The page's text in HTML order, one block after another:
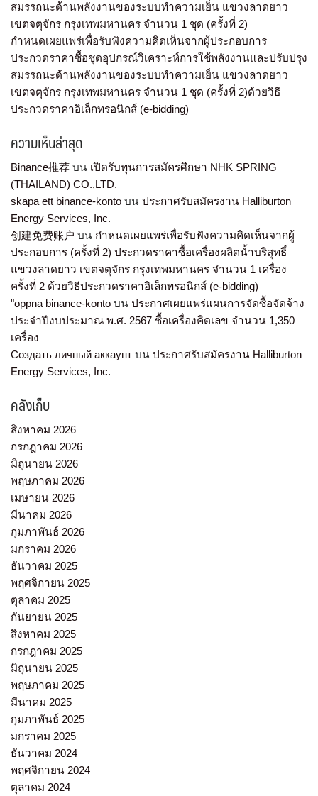
สมรรถนะด้านพลังงานของระบบทำความเย็น แขวงลาดยาว
เขตจตุจักร กรุงเทพมหานคร จำนวน 1 ชุด (ครั้งที่ 2)
กำหนดเผยแพร่เพื่อรับฟังความคิดเห็นจากผู้ประกอบการ
ประกวดราคาซื้อชุดอุปกรณ์วิเคราะห์การใช้พลังงานและปรับปรุง
สมรรถนะด้านพลังงานของระบบทำความเย็น แขวงลาดยาว
เขตจตุจักร กรุงเทพมหานคร จำนวน 1 ชุด (ครั้งที่ 2)ด้วยวิธี
ประกวดราคาอิเล็กทรอนิกส์ (e-bidding)
ความเห็นล่าสุด
Binance推荐 บน เปิดรับทุนการสมัครศึกษา NHK SPRING
(THAILAND) CO.,LTD.
skapa ett binance-konto บน ประกาศรับสมัครงาน Halliburton
Energy Services, Inc.
创建免费账户 บน กำหนดเผยแพร่เพื่อรับฟังความคิดเห็นจากผู้
ประกอบการ (ครั้งที่ 2) ประกวดราคาซื้อเครื่องผลิตน้ำบริสุทธิ์
แขวงลาดยาว เขตจตุจักร กรุงเทพมหานคร จำนวน 1 เครื่อง
ครั้งที่ 2 ด้วยวิธีประกวดราคาอิเล็กทรอนิกส์ (e-bidding)
"oppna binance-konto บน ประกาศเผยแพร่แผนการจัดซื้อจัดจ้าง
ประจำปีงบประมาณ พ.ศ. 2567 ซื้อเครื่องคิดเลข จำนวน 1,350
เครื่อง
Создать личный аккаунт บน ประกาศรับสมัครงาน Halliburton
Energy Services, Inc.
คลังเก็บ
สิงหาคม 2026
กรกฎาคม 2026
มิถุนายน 2026
พฤษภาคม 2026
เมษายน 2026
มีนาคม 2026
กุมภาพันธ์ 2026
มกราคม 2026
ธันวาคม 2025
พฤศจิกายน 2025
ตุลาคม 2025
กันยายน 2025
สิงหาคม 2025
กรกฎาคม 2025
มิถุนายน 2025
พฤษภาคม 2025
มีนาคม 2025
กุมภาพันธ์ 2025
มกราคม 2025
ธันวาคม 2024
พฤศจิกายน 2024
ตุลาคม 2024